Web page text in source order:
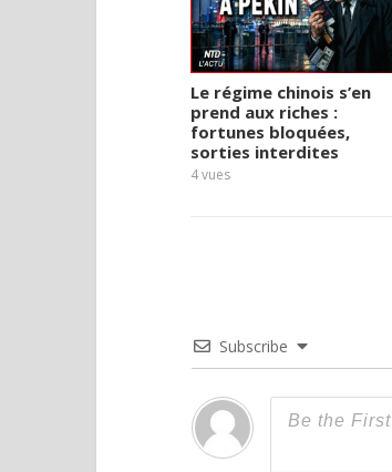
Le régime chinois s’en
prend aux riches :
fortunes bloquées,
sorties interdites
4vues
Subscribe